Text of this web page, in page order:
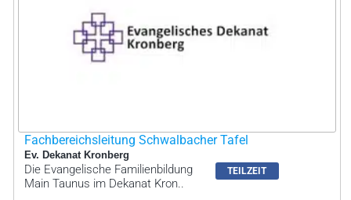
Fachbereichsleitung Schwalbacher Tafel
Ev. Dekanat Kronberg
TEILZEIT
Die Evangelische Familienbildung
Main Taunus im Dekanat Kron..